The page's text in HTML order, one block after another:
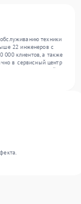
техники
22 инженеров с
000 клиентов, а также
в сервисный центр
поломки любой
использованию